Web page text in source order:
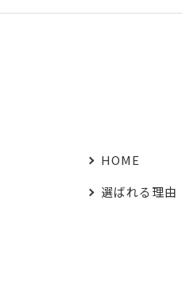
HOME
選ばれる理由